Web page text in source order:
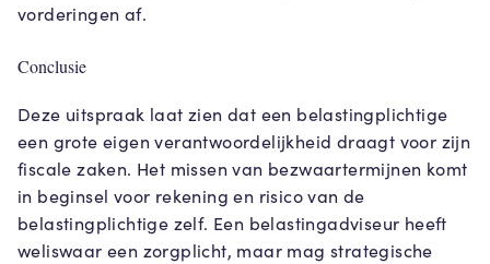
vorderingen af.
Conclusie
Deze uitspraak laat zien dat een belastingplichtige
een grote eigen verantwoordelijkheid draagt voor zijn
fiscale zaken. Het missen van bezwaartermijnen komt
in beginsel voor rekening en risico van de
belastingplichtige zelf. Een belastingadviseur heeft
weliswaar een zorgplicht, maar mag strategische